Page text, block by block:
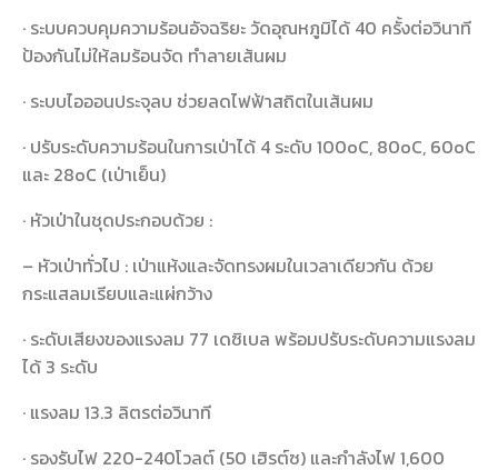
· ระบบควบคุมความร้อนอัจฉริยะ วัดอุณหภูมิได้ 40 ครั้งต่อวินาที
ป้องกันไม่ให้ลมร้อนจัด ทำลายเส้นผม
· ระบบไอออนประจุลบ ช่วยลดไฟฟ้าสถิตในเส้นผม
· ปรับระดับความร้อนในการเป่าได้ 4 ระดับ 100oC, 80oC, 60oC
และ 28oC (เป่าเย็น)
· หัวเป่าในชุดประกอบด้วย :
– หัวเป่าทั่วไป : เป่าแห้งและจัดทรงผมในเวลาเดียวกัน ด้วย
กระแสลมเรียบและแผ่กว้าง
· ระดับเสียงของแรงลม 77 เดซิเบล พร้อมปรับระดับความแรงลม
ได้ 3 ระดับ
· แรงลม 13.3 ลิตรต่อวินาที
· รองรับไฟ 220-240โวลต์ (50 เฮิรต์ซ) และกำลังไฟ 1,600